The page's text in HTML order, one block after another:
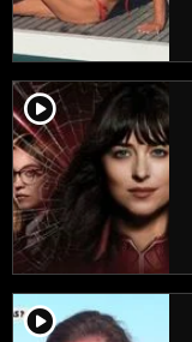
player2
player2